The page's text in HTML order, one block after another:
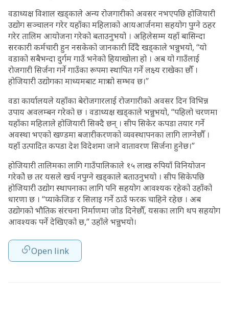
वडाध्यक्ष विशाल खड्काले अन्य रोजगारीको अवसर नभएपछि होजियारी
उद्योग सञ्चालन गरेर यहाँका महिलाको आयआर्जनमा सहयोग पुग्ने ठहर
गरेर तालिम आयोजना गरेको बताउनुभयो । अहिलेसम्म यहाँ बासिन्दा
सरकारी कर्मचारी हुन नसकेको जानकारी दिँदै खड्काले भन्नुभयो, “यो
वडाको सबैभन्दा दुर्गम गाउँ भनेको हियाखोला हो । अब यो गाउँलाई
रोजगारी सिर्जना गर्ने गाउँका रूपमा स्थापित गर्ने लक्ष्य राखेका छौँ ।
होजियारी उद्योगका माध्यमबाट मात्र यो सम्भव छ।”
वडा कार्यालयले यहाँका बेरोजगारलाई रोजगारीको अवसर दिन विभिन्न
उपाय अवलम्बन गरेको छ । वडाध्यक्ष खड्काले भन्नुभयो, “पहिलो चरणमा
यहाँका महिलाले होजियारी सिक्दै छन् । सीप सिकेर कपडा तयार गर्ने
अवस्था भएको खण्डमा बजारीकरणको व्यवस्थापनका लागि लाग्नेछौँ ।
यहाँ उत्पादित कपडा देश विदेशमा जाने वातावरण सिर्जना हुनेछ।”
होजियारी तालिमका लागि गाउँपालिकाले १५ लाख रुपियाँ विनियोजन
गरेकोे छ तर यसले खर्च नपुग्ने खड्काले बताउनुभयो । सीप सिकेपछि
होजियारी उद्योग स्थापनाका लागि पनि सहयोग आवश्यक रहेको उहाँको
धारणा छ । “प्याकेजिङ र सिलाइ गर्ने ठाउँ फरक चाहिने रहेछ । अब
उद्योगको भौतिक संरचना निर्माणमा जोड दिनेछौँ, यसका लागि थप सहयोग
आवश्यक पर्ने देखिएको छ,” उहाँले भन्नुभयो।
Open link